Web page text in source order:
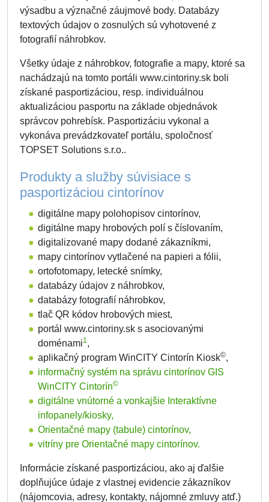
výsadbu a význačné záujmové body. Databázy
textových údajov o zosnulých sú vyhotovené z
fotografií náhrobkov.
Všetky údaje z náhrobkov, fotografie a mapy, ktoré sa
nachádzajú na tomto portáli www.cintoriny.sk boli
získané pasportizáciou, resp. individuálnou
aktualizáciou pasportu na základe objednávok
správcov pohrebísk. Pasportizáciu vykonal a
vykonáva prevádzkovateľ portálu, spoločnosť
TOPSET Solutions s.r.o..
Produkty a služby súvisiace s
pasportizáciou cintorínov
digitálne mapy polohopisov cintorínov,
digitálne mapy hrobových polí s číslovaním,
digitalizované mapy dodané zákazníkmi,
mapy cintorínov vytlačené na papieri a fólii,
ortofotomapy, letecké snímky,
databázy údajov z náhrobkov,
databázy fotografií náhrobkov,
tlač QR kódov hrobových miest,
portál www.cintoriny.sk s asociovanými
doménami1,
aplikačný program WinCITY Cintorín Kiosk©,
informačný systém na správu cintorínov GIS
WinCITY Cintorín©
digitálne vnútorné a vonkajšie Interaktívne
infopanely/kiosky,
Orientačné mapy (tabule) cintorínov,
vitríny pre Orientačné mapy cintorínov.
Informácie získané pasportizáciou, ako aj ďalšie
doplňujúce údaje z vlastnej evidencie zákazníkov
(nájomcovia, adresy, kontakty, nájomné zmluvy atď.)